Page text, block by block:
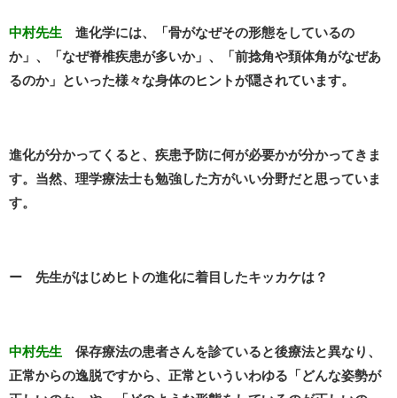
中村先生
進化学には、「骨がなぜその形態をしているの
か」、「なぜ脊椎疾患が多いか」、「前捻角や頚体角がなぜあ
るのか」といった様々な身体のヒントが隠されています。
進化が分かってくると、疾患予防に何が必要かが分かってきま
す。当然、理学療法士も勉強した方がいい分野だと思っていま
す。
ー 先生がはじめヒトの進化に着目したキッカケは？
中村先生
保存療法の患者さんを診ていると後療法と異なり、
正常からの逸脱ですから、正常といういわゆる「どんな姿勢が